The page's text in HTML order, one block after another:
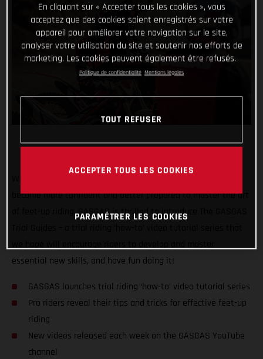
become more confident and better prepared to master the art
of feet-up riding, GASGAS is thrilled to introduce The GASGAS
essential new skills, and have fun doing it!
GASGAS launches trial riding ‘how-to’ video tutorial series
Pro riders reveal their tips and tricks for effective feet-up
riding
New videos released each week on the GASGAS YouTube
channel
En cliquant sur « Accepter tous les cookies », vous
acceptez que des cookies soient enregistrés sur votre
appareil pour améliorer votre navigation sur le site,
analyser votre utilisation du site et soutenir nos efforts de
marketing. Les cookies peuvent également être refusés.
Politique de confidentialité Mentions légales
TOUT REFUSER
ACCEPTER TOUS LES COOKIES
PARAMÉTRER LES COOKIES